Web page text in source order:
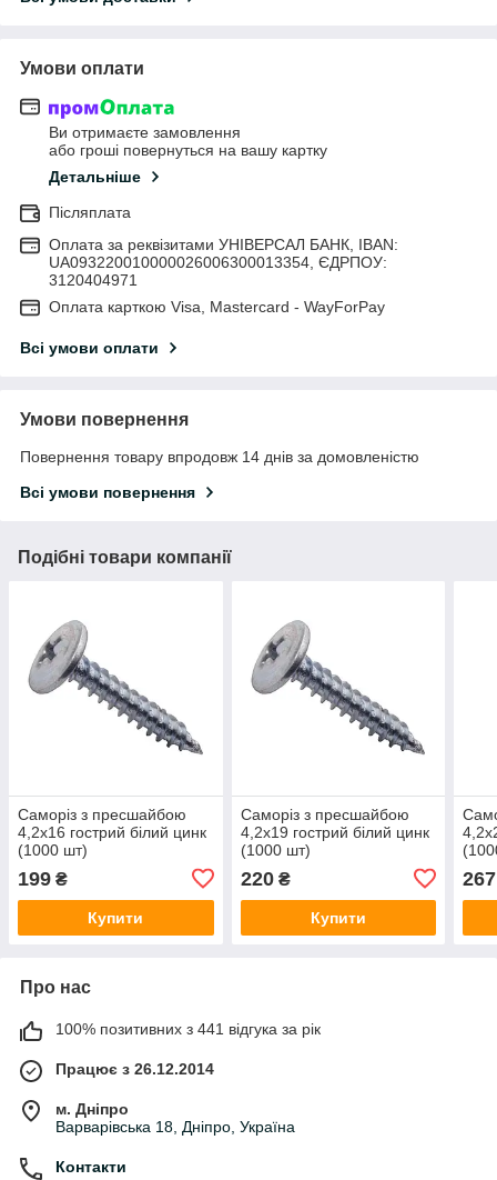
Умови оплати
Ви отримаєте замовлення
або гроші повернуться на вашу картку
Детальніше
Післяплата
Оплата за реквізитами УНІВЕРСАЛ БАНК, IBAN:
UA093220010000026006300013354, ЄДРПОУ:
3120404971
Оплата карткою Visa, Mastercard - WayForPay
Всі умови оплати
Умови повернення
Повернення товару впродовж 14 днів за домовленістю
Всі умови повернення
Подібні товари компанії
Саморіз з пресшайбою
4,2х16 гострий білий цинк
(1000 шт)
199 ₴
Купити
Саморіз з пресшайбою
4,2х19 гострий білий цинк
(1000 шт)
220₴
Купити
267
Про нас
100% позитивних з 441 відгука за рік
Працює з 26.12.2014
м. Дніпро
Варварівська 18, Дніпро, Україна
Контакти